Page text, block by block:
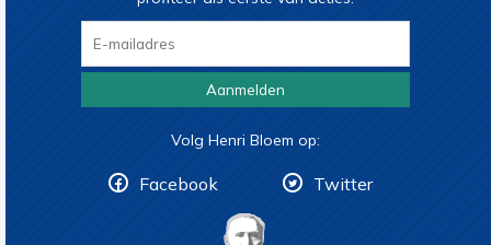
Aanmelden
Volg Henri Bloem op:
Facebook Twitter